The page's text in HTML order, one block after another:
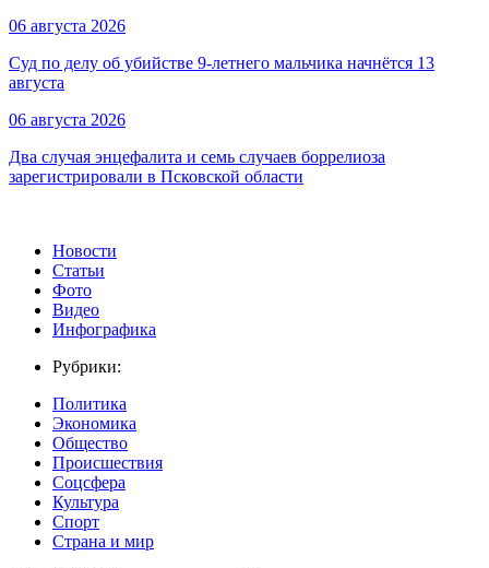
06 августа 2026
Суд по делу об убийстве 9-летнего мальчика начнётся 13
августа
06 августа 2026
Два случая энцефалита и семь случаев боррелиоза
зарегистрировали в Псковской области
Новости
Статьи
Фото
Видео
Инфографика
Рубрики:
Политика
Экономика
Общество
Происшествия
Соцсфера
Культура
Спорт
Страна и мир